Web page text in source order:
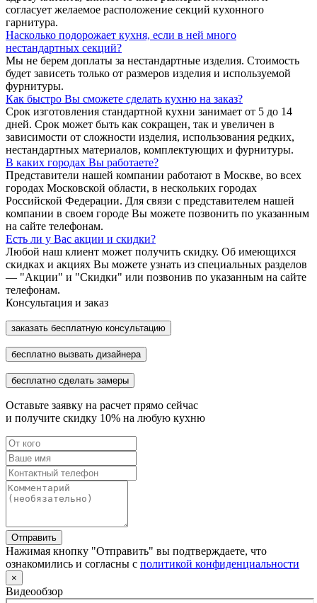
согласует желаемое расположение секций кухонного
гарнитура.
Насколько подорожает кухня, если в ней много
нестандартных секций?
Мы не берем доплаты за нестандартные изделия. Стоимость
будет зависеть только от размеров изделия и используемой
фурнитуры.
Как быстро Вы сможете сделать кухню на заказ?
Срок изготовления стандартной кухни занимает от 5 до 14
дней. Срок может быть как сокращен, так и увеличен в
зависимости от сложности изделия, использования редких,
нестандартных материалов, комплектующих и фурнитуры.
В каких городах Вы работаете?
Представители нашей компании работают в Москве, во всех
городах Московской области, в нескольких городах
Российской Федерации. Для связи с представителем нашей
компании в своем городе Вы можете позвонить по указанным
на сайте телефонам.
Есть ли у Вас акции и скидки?
Любой наш клиент может получить скидку. Об имеющихся
скидках и акциях Вы можете узнать из специальных разделов
— "Акции" и "Скидки" или позвонив по указанным на сайте
телефонам.
Консультация и заказ
заказать бесплатную консультацию
бесплатно вызвать дизайнера
бесплатно сделать замеры
Оставьте заявку на расчет прямо сейчас
и получите скидку 10% на любую кухню
Отправить
Нажимая кнопку "Отправить" вы подтверждаете, что
ознакомились и согласны с политикой конфиденциальности
×
Видеообзор